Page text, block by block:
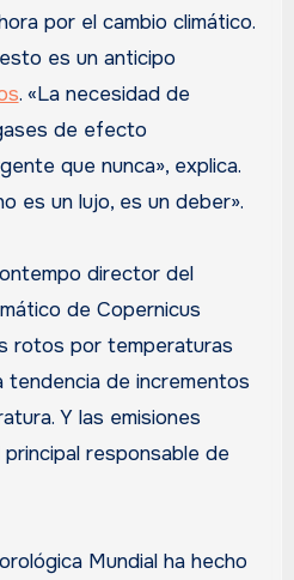
por el cambio climático.
es un anticipo
. «La necesidad de
de efecto
que nunca», explica.
es un lujo, es un deber».
director del
de Copernicus
rotos por temperaturas
de incrementos
Y las emisiones
responsable de
Mundial ha hecho